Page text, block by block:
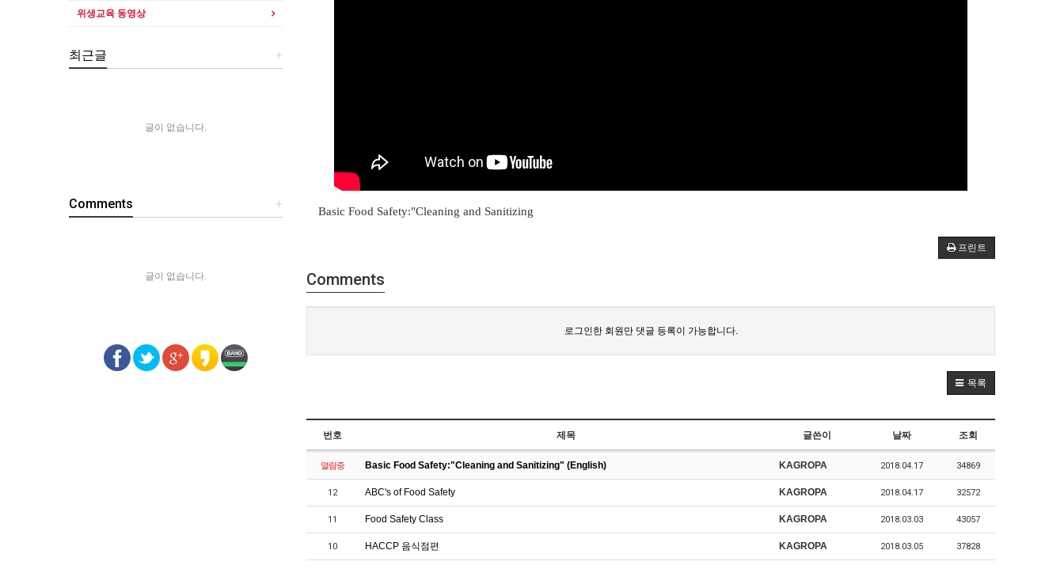
Basic Food Safety:"Cleaning and Sanitizing
프린트
Comments
로그인한 회원만 댓글 등록이 가능합니다.
목록
번호 제목 글쓴이 날짜 조회
열람중 Basic Food Safety:"Cleaning and Sanitizing" (English) KAGROPA 2018.04.17 34869
12 ABC's of Food Safety KAGROPA 2018.04.17 32572
11 Food Safety Class KAGROPA 2018.03.03 43057
10 HACCP 음식점편 KAGROPA 2018.03.05 37828
위생교육 동영상
+
최근글
글이 없습니다.
+
Comments
글이 없습니다.